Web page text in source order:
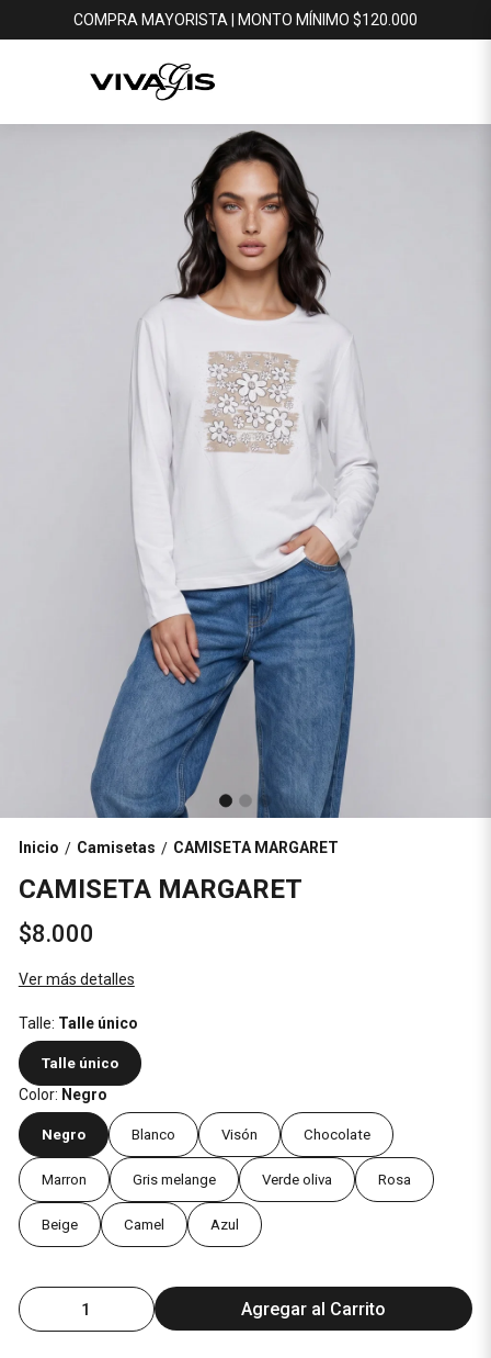
COMPRA MAYORISTA | MONTO MÍNIMO $120.000
Inicio / Camisetas / CAMISETA MARGARET
CAMISETA MARGARET
$8.000
Ver más detalles
Talle: Talle único
Talle único
Color: Negro
Negro Blanco Visón Chocolate
Marron Gris melange Verde oliva Rosa
Beige Camel Azul
Agregar al Carrito